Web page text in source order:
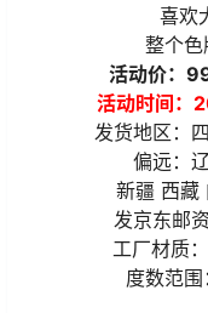
喜欢
整个色
活动价：
活动时间：
发货地区：
偏远：
新疆 西藏
发京东邮
工厂材质
度数范